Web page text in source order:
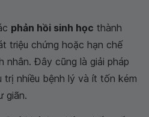
phản hồi sinh học thành
triệu chứng hoặc hạn chế
nhân. Đây cũng là giải pháp
trị nhiều bệnh lý và ít tốn kém
giãn.